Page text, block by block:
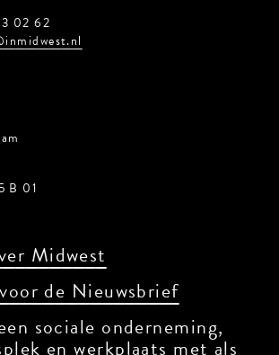
02 62
B 01
Midwest
de Nieuwsbrief
sociale onderneming,
en werkplaats met als